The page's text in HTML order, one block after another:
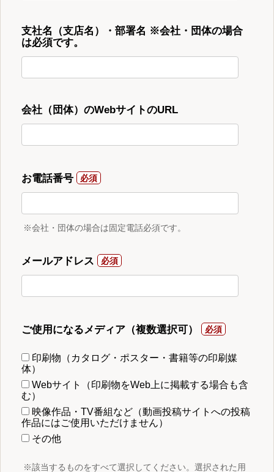
支社名（支店名）・部署名 ※会社・団体の場合
は必須です。
会社（団体）のWebサイトのURL
お電話番号
※会社・団体の場合は固定電話必須です。
メールアドレス
ご使用になるメディア（複数選択可）
印刷物（カタログ・ポスター・書籍等の印刷媒
体）
Webサイト（印刷物をWeb上に掲載する場合も含
む）
映像作品・TV番組など（動画投稿サイトへの投稿
作品にはご使用いただけません）
その他
※該当するものをすべて選択してください。選択された用